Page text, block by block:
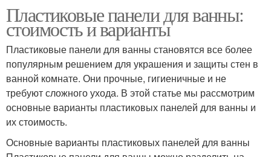
Пластиковые панели для ванны:
стоимость и варианты
Пластиковые панели для ванны становятся все более
популярным решением для украшения и защиты стен в
ванной комнате. Они прочные, гигиеничные и не
требуют сложного ухода. В этой статье мы рассмотрим
основные варианты пластиковых панелей для ванны и
их стоимость.
Основные варианты пластиковых панелей для ванны